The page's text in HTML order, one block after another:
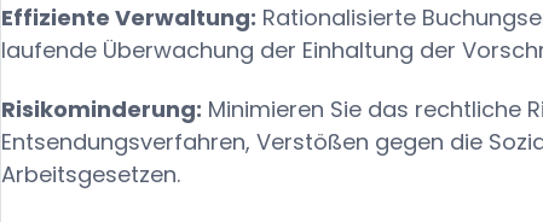
Effiziente Verwaltung: Rationalisierte
laufende Überwachung der Einhaltung der
Risikominderung: Minimieren Sie das rechtliche
Entsendungsverfahren, Verstößen gegen die
Arbeitsgesetzen.